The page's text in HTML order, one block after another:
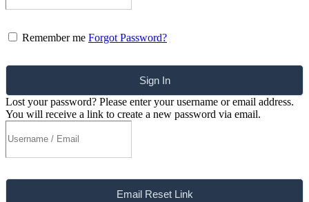
Remember me Forgot Password?
Sign In
Lost your password? Please enter your username or email address.
You will receive a link to create a new password via email.
Email Reset Link